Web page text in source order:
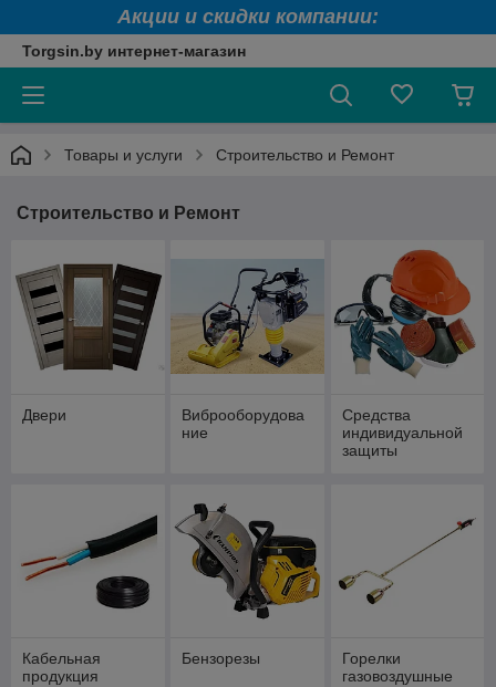
Акции и скидки компании:
Torgsin.by интернет-магазин
Товары и услуги Строительство и Ремонт
Строительство и Ремонт
Двери
Виброоборудова
ние
Средства
индивидуальной
защиты
Кабельная
продукция
Бензорезы
Горелки
газовоздушные